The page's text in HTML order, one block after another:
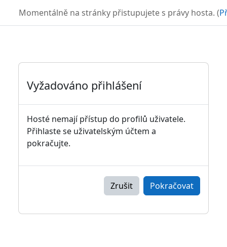
TURBO
Momentálně na stránky přistupujete s právy hosta. (
Vyžadováno přihlášení
Hosté nemají přístup do profilů uživatele.
Přihlaste se uživatelským účtem a
pokračujte.
Zrušit Pokračovat